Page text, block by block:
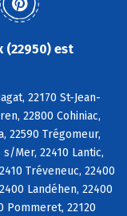
(22950) est
22170 St-Jean-
22800 Cohiniac,
22590 Trégomeur,
Mer, 22410 Lantic,
Tréveneuc, 22400
Landéhen, 22400
Pommeret, 22120